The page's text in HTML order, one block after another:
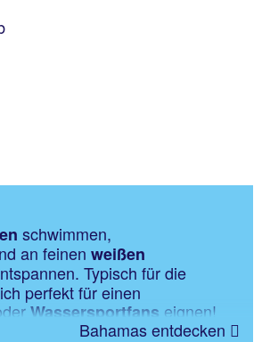
schwimmen,
an feinen weißen
Typisch für die
perfekt für einen
Wassersportfans eignen!
Bahamas entdecken